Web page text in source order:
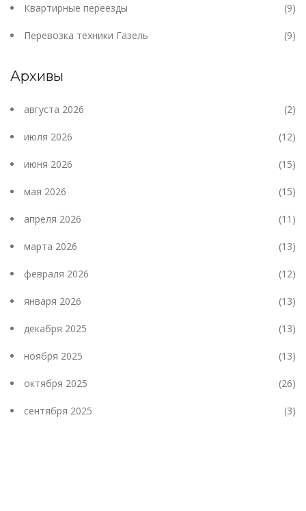
Квартирные переезды (9)
Перевозка техники Газель (9)
Архивы
августа 2026 (2)
июля 2026 (12)
июня 2026 (15)
мая 2026 (15)
апреля 2026 (11)
марта 2026 (13)
февраля 2026 (12)
января 2026 (13)
декабря 2025 (13)
ноября 2025 (13)
октября 2025 (26)
сентября 2025 (3)